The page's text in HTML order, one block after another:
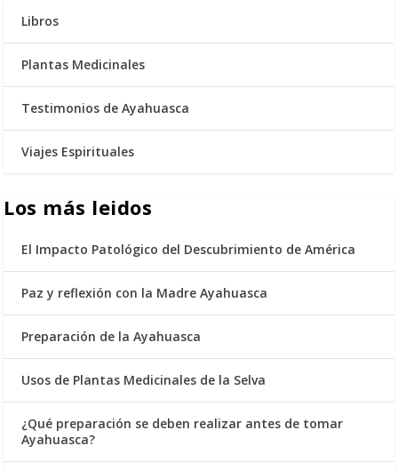
Libros
Plantas Medicinales
Testimonios de Ayahuasca
Viajes Espirituales
Los más leidos
El Impacto Patológico del Descubrimiento de América
Paz y reflexión con la Madre Ayahuasca
Preparación de la Ayahuasca
Usos de Plantas Medicinales de la Selva
¿Qué preparación se deben realizar antes de tomar
Ayahuasca?